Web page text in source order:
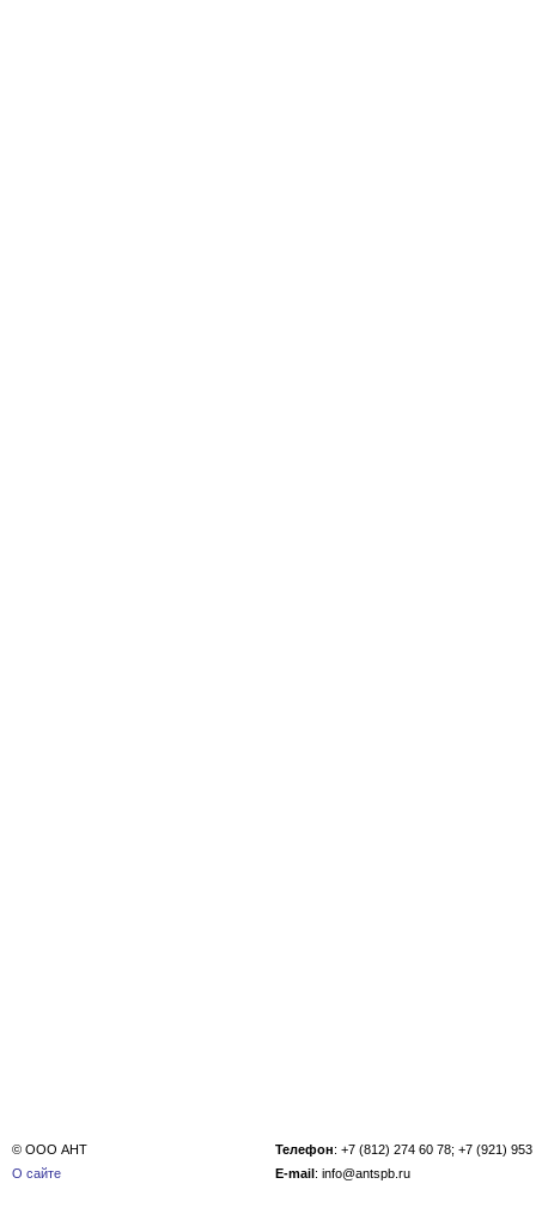
© ООО АНТ
О сайте
Телефон: +7 (812) 274 60 78; +7 (921) 953
E-mail: info@antspb.ru